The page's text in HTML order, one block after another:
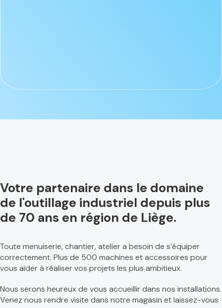
Votre partenaire dans le domaine
de l'outillage industriel depuis plus
de 70 ans en région de Liège.
Toute menuiserie, chantier, atelier a besoin de s’équiper
correctement. Plus de 500 machines et accessoires pour
vous aider à réaliser vos projets les plus ambitieux.
Nous serons heureux de vous accueillir dans nos installations.
Venez nous rendre visite dans notre magasin et laissez-vous